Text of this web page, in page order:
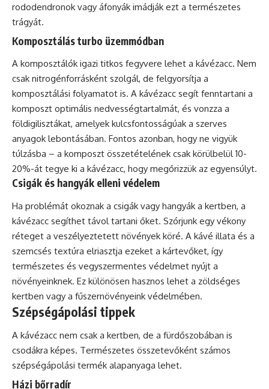
rododendronok vagy áfonyák imádják ezt a természetes
trágyát.
Komposztálás turbo üzemmódban
A komposztálók igazi titkos fegyvere lehet a kávézacc. Nem
csak nitrogénforrásként szolgál, de felgyorsítja a
komposztálási folyamatot is. A kávézacc segít fenntartani a
komposzt optimális nedvességtartalmát, és vonzza a
földigilisztákat, amelyek kulcsfontosságúak a szerves
anyagok lebontásában. Fontos azonban, hogy ne vigyük
túlzásba – a komposzt összetételének csak körülbelül 10-
20%-át tegye ki a kávézacc, hogy megőrizzük az egyensúlyt.
Csigák és hangyák elleni védelem
Ha problémát okoznak a csigák vagy hangyák a kertben, a
kávézacc segíthet távol tartani őket. Szórjunk egy vékony
réteget a veszélyeztetett növények köré. A kávé illata és a
szemcsés textúra elriasztja ezeket a kártevőket, így
természetes és vegyszermentes védelmet nyújt a
növényeinknek. Ez különösen hasznos lehet a zöldséges
kertben vagy a fűszernövényeink védelmében.
Szépségápolási tippek
A kávézacc nem csak a kertben, de a fürdőszobában is
csodákra képes. Természetes összetevőként számos
szépségápolási termék alapanyaga lehet.
Házi bőrradír